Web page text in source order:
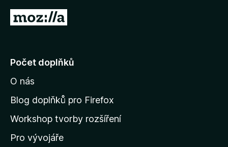
P
j
t
n
d
o
Počet doplňků
O nás
Blog doplňků pro Firefox
Workshop tvorby rozšíření
Pro vývojáře